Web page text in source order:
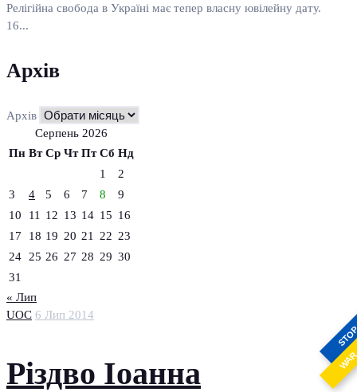
UOC 6 Лип 2014
Різдво Іоанна
Релігійна свобода в Україні має тепер власну ювілейну дату.
16...
Архів
Архів
Серпень 2026
Пн Вт Ср Чт Пт Сб Нд
1
2
3
4 5 6 7 8
9
10
11 12 13 14 15 16
17
18 19 20 21 22 23
24
25 26 27 28 29 30
31
« Лип